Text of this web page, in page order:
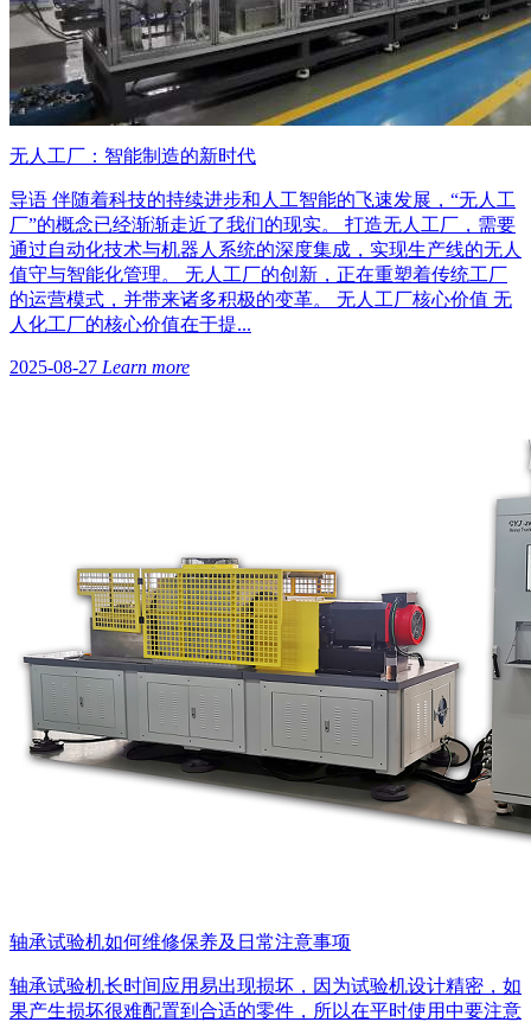
无人工厂：智能制造的新时代
导语 伴随着科技的持续进步和人工智能的飞速发展，“无人工
厂”的概念已经渐渐走近了我们的现实。 打造无人工厂，需要
通过自动化技术与机器人系统的深度集成，实现生产线的无人
值守与智能化管理。 无人工厂的创新，正在重塑着传统工厂
的运营模式，并带来诸多积极的变革。 无人工厂核心价值 无
人化工厂的核心价值在于提...
2025-08-27 Learn more
轴承试验机如何维修保养及日常注意事项
轴承试验机长时间应用易出现损坏，因为试验机设计精密，如
果产生损坏很难配置到合适的零件，所以在平时使用中要注意